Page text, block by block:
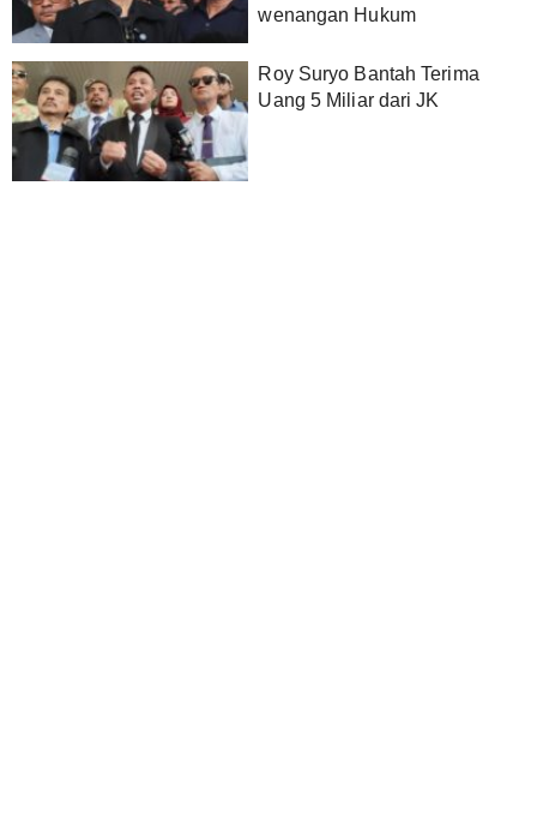
wenangan Hukum
Roy Suryo Bantah Terima
Uang 5 Miliar dari JK